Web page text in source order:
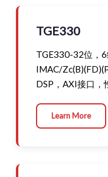
TGE330
TGE330-32位，
IMAC/
DSP，AXI接口
Learn More